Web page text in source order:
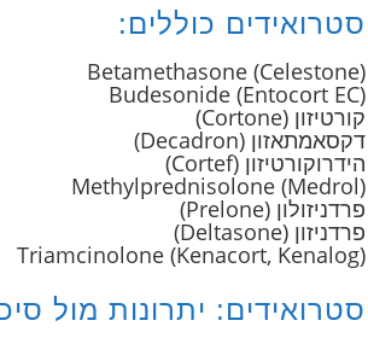
סטרואידים כוללים:
Betamethasone (Celestone)
Budesonide (Entocort EC)
קורטיזון (Cortone)
דקסאמתאזון (Decadron)
הידרוקורטיזון (Cortef)
Methylprednisolone (Medrol)
פרדניזולון (Prelone)
פרדניזון (Deltasone)
Triamcinolone (Kenacort, Kenalog)
סטרואידים: יתרונות מול